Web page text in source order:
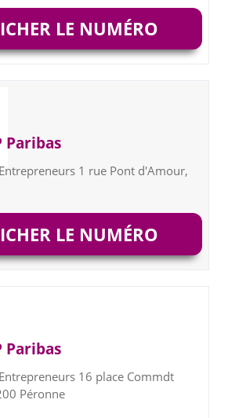
LE NUMÉRO
Paribas
1 rue Pont d'Amour,
LE NUMÉRO
Paribas
16 place Commdt
Péronne